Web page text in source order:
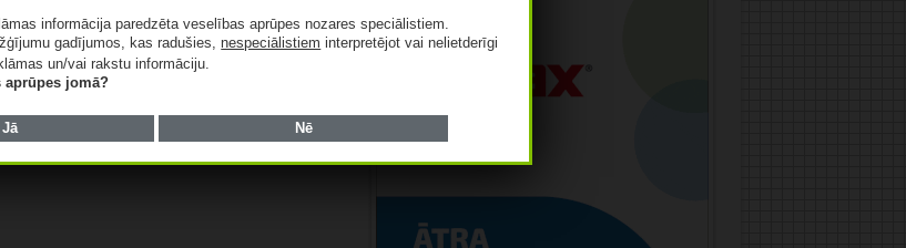
informācija paredzēta veselības aprūpes nozares speciālistiem.
gadījumos, kas radušies,nespeciālistiem interpretējot vai nelietderīgi
un/vai rakstu informāciju.
aprūpes jomā?
Jā Nē